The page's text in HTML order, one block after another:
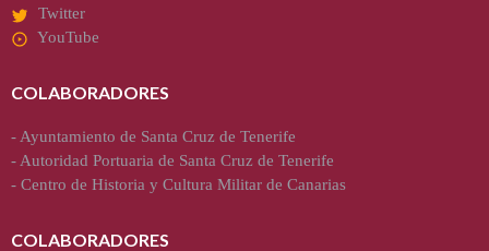
Twitter
YouTube
COLABORADORES
- Ayuntamiento de Santa Cruz de Tenerife
- Autoridad Portuaria de Santa Cruz de Tenerife
- Centro de Historia y Cultura Militar de Canarias
COLABORADORES